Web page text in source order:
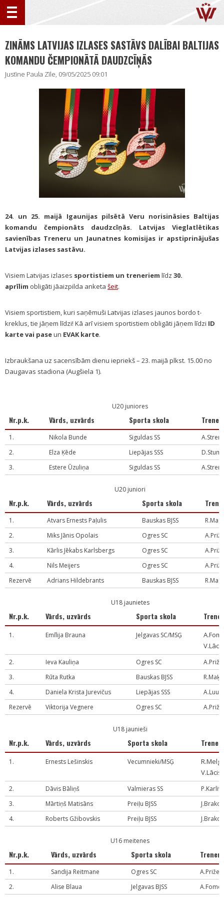
ZINĀMS LATVIJAS IZLASES SASTĀVS DALĪBAI BALTIJAS
KOMANDU ČEMPIONĀTĀ DAUDZCĪŅĀS
Justīne Paula Zīle, 09/05/2025 09:01
24. un 25. maijā Igaunijas pilsētā Veru norisināsies Baltijas
komandu čempionāts daudzcīņās. Latvijas Vieglatlētikas
savienības Treneru un Jaunatnes komisijas ir apstiprinājušas
Latvijas izlases sastāvu.
Visiem Latvijas izlases sportistiem un treneriem līdz 30.
aprīlim obligāti jāaizpilda anketa šeit.
Visiem sportistiem, kuri saņēmuši Latvijas izlases jaunos bordo t-
kreklus, tie jāņem līdzi! Kā arī visiem sportistiem obligāti jāņem līdzi ID
karte vai paseun EVAK karte.
Izbraukšana uz sacensībām dienu iepriekš – 23. maijā plkst. 15.00 no
Daugavas stadiona (Augšiela 1).
U20 juniores
Nr.p.k. Vārds, uzvārds Sporta skola
1. Nikola Bunde Siguldas SS
2.
Elza Ķēde Liepājas SSS
3.
Estere Ūzuliņa Siguldas SS
U20 juniori
Nr.p.k. Vārds, uzvārds Sporta skola
1. Atvars Ernests Paļulis Bauskas BJSS
2.
Miks Jānis Opolais Ogres SC
3.
Kārlis Jēkabs Karlsbergs Ogres SC
4.
Nils Meijers Ogres SC
Rezervē
Adrians Hildebrants Bauskas BJSS
U18 jaunietes
Nr.p.k. Vārds, uzvārds Sporta skola
1. Emīlija Brauna Jelgavas SC/MSĢ
2. Ieva Kauliņa Ogres SC
3.
Rūta Rutka Bauskas BJSS
4.
Daniela Krista Jurevičus Liepājas SSS
A.Luuk
Rezervē
Viktorija Vegnere Ogres SC
U18 jaunieši
Nr.p.k. Vārds, uzvārds Sporta skola
1. Ernests Lešinskis Vecumnieki/MSĢ
V.Lācis
2. Dāvis Bāliņš Valmieras SS
3.
Mārtiņš Matisāns Preiļu BJSS
4.
Roberts Gžibovskis Preiļu BJSS
U16 meitenes
Nr.p.k. Vārds, uzvārds Sporta skola
1. Sandija Reitmane Ogres SC
2.
Alise Blaua Jelgavas BJSS